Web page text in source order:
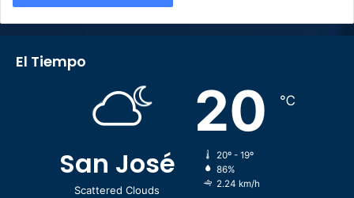
El Tiempo
San José
Scattered Clouds
20 ℃
20º - 19º
86%
2.24 km/h